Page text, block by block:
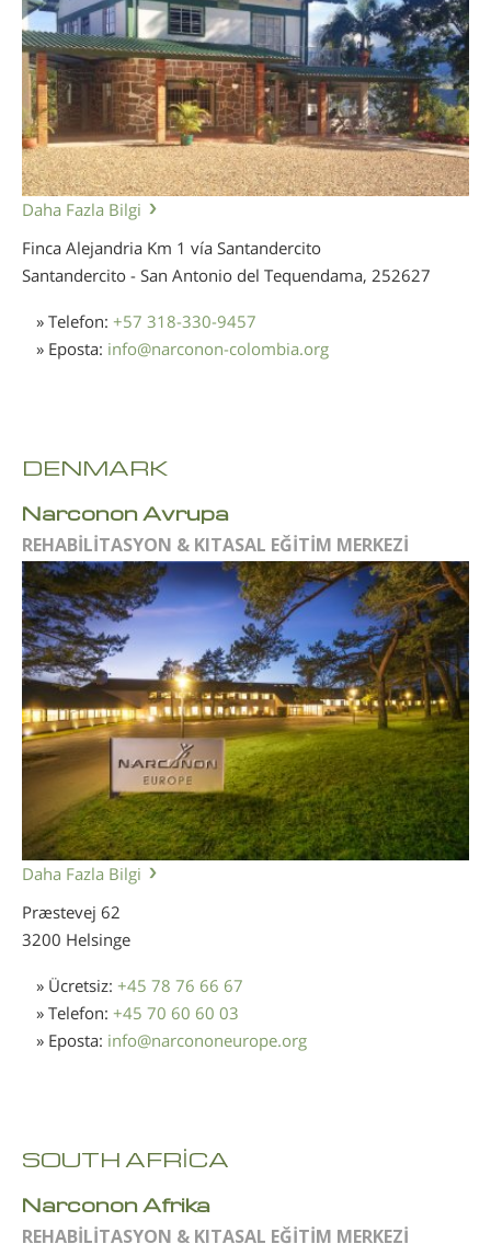
Daha Fazla Bilgi
Finca Alejandria Km 1 vía Santandercito
Santandercito - San Antonio del Tequendama, 252627
» Telefon: +57 318-330-9457
» Eposta: info@narconon-colombia.org
DENMARK
Narconon Avrupa
REHABİLİTASYON & KITASAL EĞİTİM MERKEZİ
Daha Fazla Bilgi
Præstevej 62
3200 Helsinge
» Ücretsiz: +45 78 76 66 67
» Telefon: +45 70 60 60 03
» Eposta: info@narcononeurope.org
SOUTH AFRİCA
Narconon Afrika
REHABİLİTASYON & KITASAL EĞİTİM MERKEZİ